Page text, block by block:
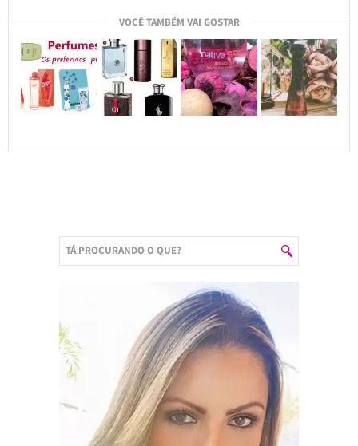
VOCÊ TAMBÉM VAI GOSTAR